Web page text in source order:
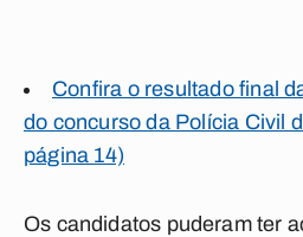
Confira o resultado final
do concurso da Polícia Civil
página 14)
Os candidatos puderam ter